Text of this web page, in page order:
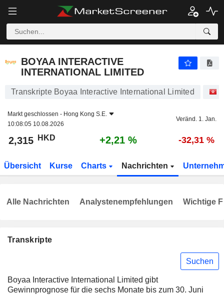
BOYAA INTERACTIVE
INTERNATIONAL LIMITED
Transkripte Boyaa Interactive International Limited
Markt geschlossen - Hong Kong S.E.
10:08:05 10.08.2026
Veränd. 1. Jan.
2,315 HKD +2,21 % -32,31 %
Übersicht Kurse Charts Nachrichten
Transkripte
Suchen
Boyaa Interactive International Limited gibt
Gewinnprognose für die sechs Monate bis zum 30. Juni
Alle Nachrichten Analystenempfehlungen Wichtige